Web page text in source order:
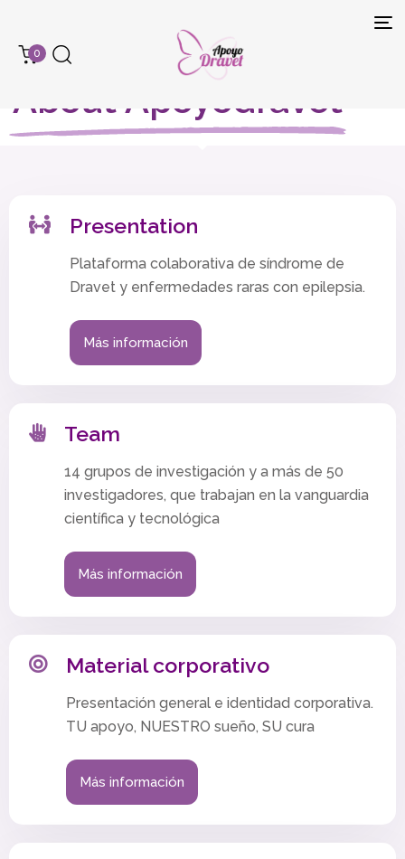
0
About Apoyodravet
Presentation
Plataforma colaborativa de síndrome de
Dravet y enfermedades raras con epilepsia.
Más información
Team
14 grupos de investigación y a más de 50
investigadores, que trabajan en la vanguardia
científica y tecnológica
Más información
Material corporativo
Presentación general e identidad corporativa.
TU apoyo, NUESTRO sueño, SU cura
Más información